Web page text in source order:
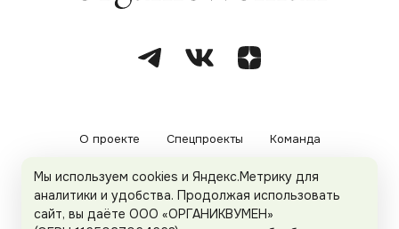
О проекте Спецпроекты Команда
Рекламодателям Политика конфиденциальности
Пользовательское соглашение
Мы используем cookies и Яндекс.Метрику для
аналитики и удобства. Продолжая использовать
сайт, вы даёте ООО «ОРГАНИКВУМЕН»